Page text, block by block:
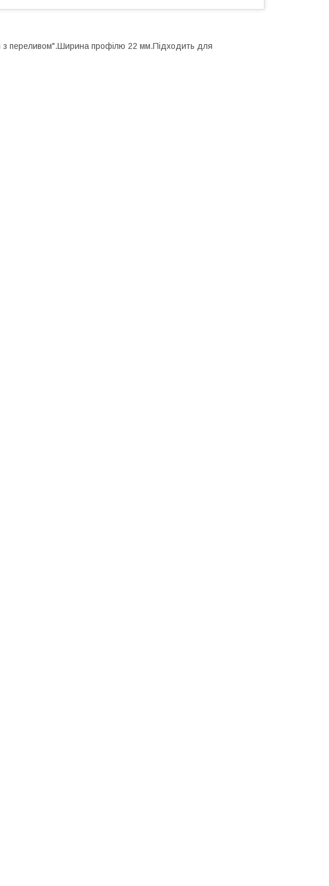
з переливом".Ширина профілю 22 мм.Підходить для